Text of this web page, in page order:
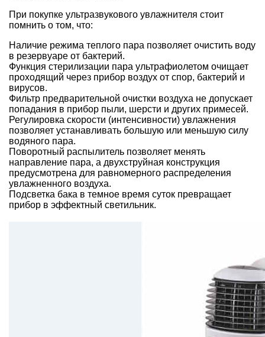
При покупке ультразвукового увлажнителя стоит
помнить о том, что:
Наличие режима теплого пара позволяет очистить воду
в резервуаре от бактерий.
Функция стерилизации пара ультрафиолетом очищает
проходящий через прибор воздух от спор, бактерий и
вирусов.
Фильтр предварительной очистки воздуха не допускает
попадания в прибор пыли, шерсти и других примесей.
Регулировка скорости (интенсивности) увлажнения
позволяет устанавливать большую или меньшую силу
водяного пара.
Поворотный распылитель позволяет менять
направление пара, а двухструйная конструкция
предусмотрена для равномерного распределения
увлажненного воздуха.
Подсветка бака в темное время суток превращает
прибор в эффектный светильник.